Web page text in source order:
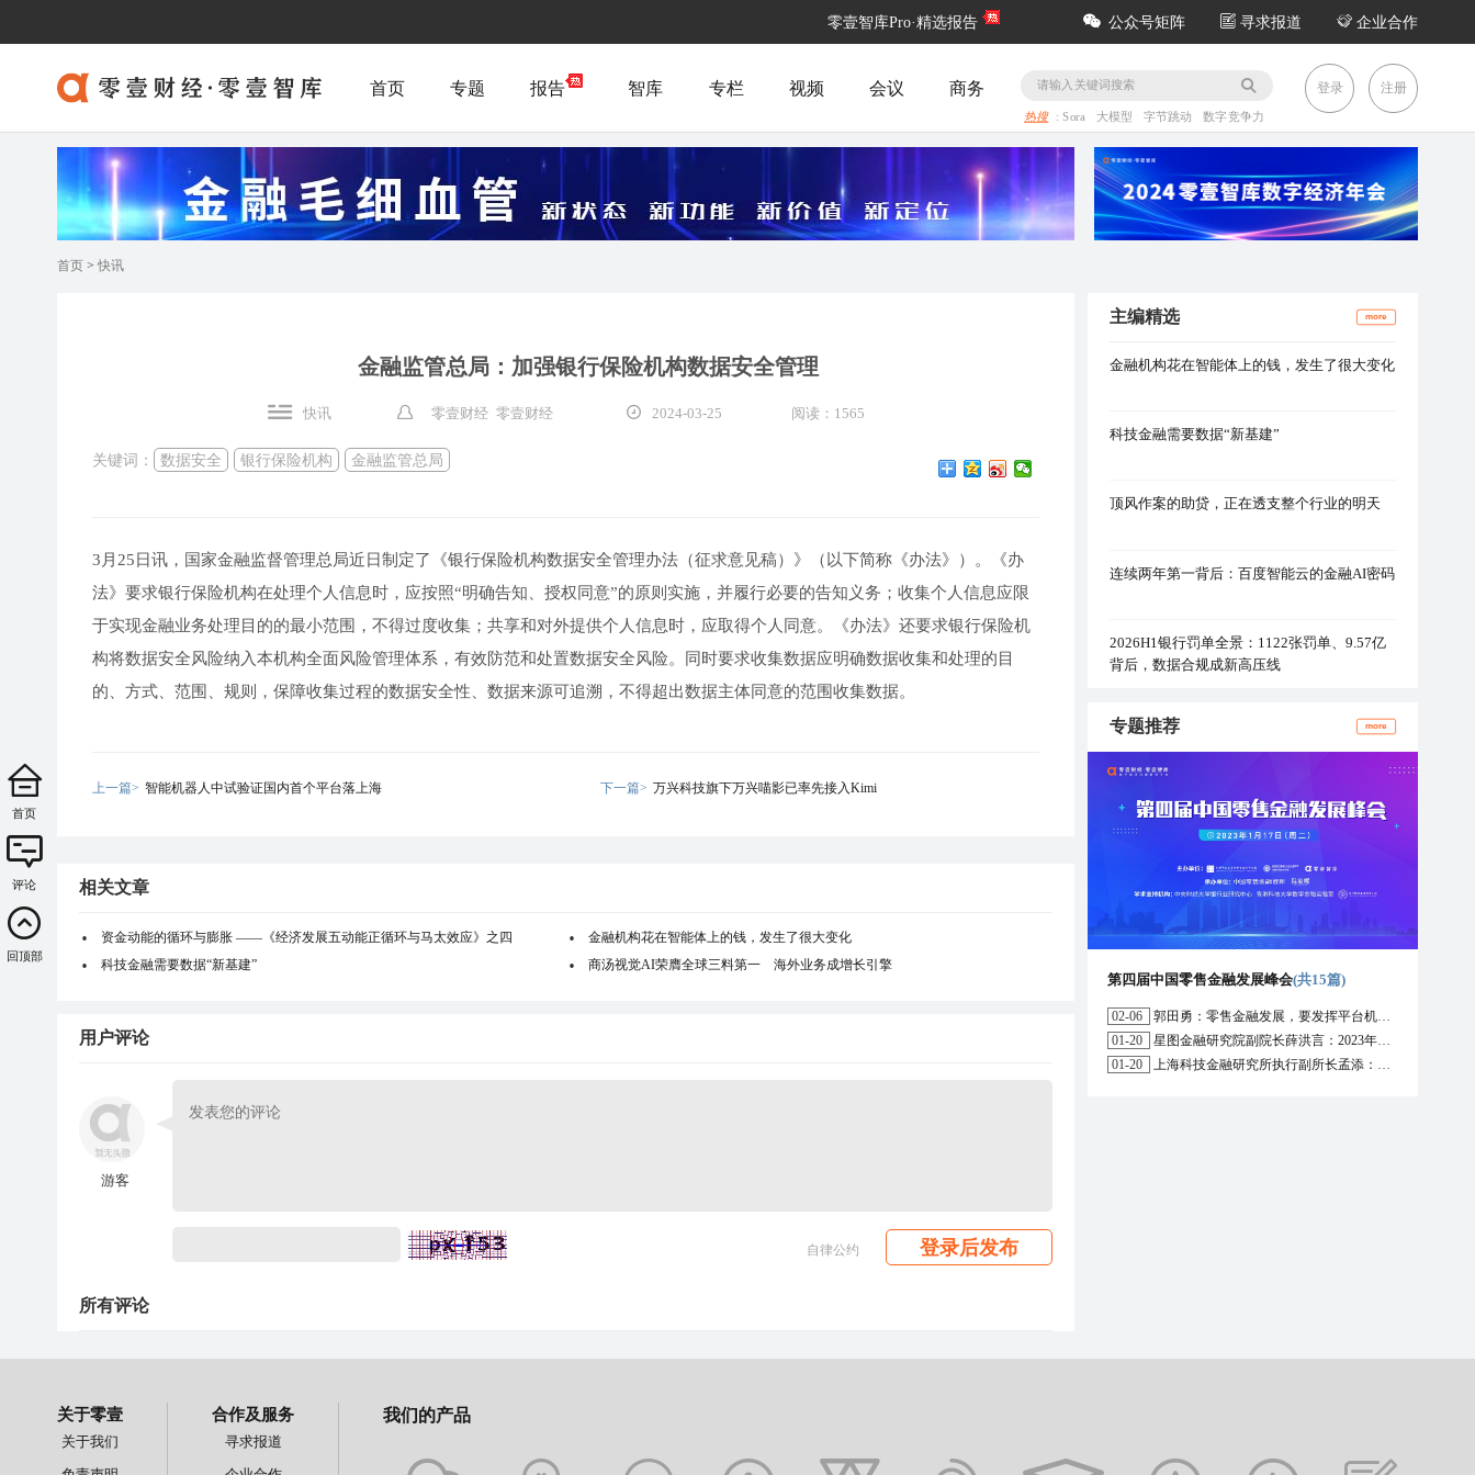
零壹智库Pro·精选报告 公众号矩阵 寻求报道 企业合作
首页 专题 报告 智库 专栏 视频 会议 商务
热搜 :Sora 大模型 字节跳动 数字竞争力
登录 注册
首页 > 快讯
金融监管总局：加强银行保险机构数据安全管理
快讯 零壹财经 零壹财经 2024-03-25 阅读：1565
关键词： 数据安全 银行保险机构 金融监管总局
3月25日讯，国家金融监督管理总局近日制定了《银行保险机构数据安全管理办法（征求意见稿）》（以下简称《办法》）。《办
法》要求银行保险机构在处理个人信息时，应按照“明确告知、授权同意”的原则实施，并履行必要的告知义务；收集个人信息应限
于实现金融业务处理目的的最小范围，不得过度收集；共享和对外提供个人信息时，应取得个人同意。《办法》还要求银行保险机
构将数据安全风险纳入本机构全面风险管理体系，有效防范和处置数据安全风险。同时要求收集数据应明确数据收集和处理的目
的、方式、范围、规则，保障收集过程的数据安全性、数据来源可追溯，不得超出数据主体同意的范围收集数据。
上一篇> 智能机器人中试验证国内首个平台落上海 下一篇> 万兴科技旗下万兴喵影已率先接入Kimi
相关文章
资金动能的循环与膨胀 ——《经济发展五动能正循环与马太效应》之四
金融机构花在智能体上的钱，发生了很大变化
科技金融需要数据“新基建”
商汤视觉AI荣膺全球三料第一 海外业务成增长引擎
用户评论
游客
自律公约 登录后发布
所有评论
主编精选 more
金融机构花在智能体上的钱，发生了很大变化
科技金融需要数据“新基建”
顶风作案的助贷，正在透支整个行业的明天
连续两年第一背后：百度智能云的金融AI密码
2026H1银行罚单全景：1122张罚单、9.57亿
背后，数据合规成新高压线
专题推荐 more
第四届中国零售金融发展峰会(共15篇)
02-06
郭田勇：零售金融发展，要发挥平台机构的作用
01-20
星图金融研究院副院长薛洪言：2023年消费信贷或迎来新起点
01-20
上海科技金融研究所执行副所长孟添：开放银行与嵌入式金融为数字普惠金融带来更大发展空间
首页
评论
回顶部
关于零壹
关于我们
合作及服务
寻求报道
我们的产品